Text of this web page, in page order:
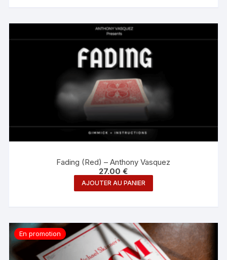
Fading (Red) – Anthony Vasquez
27.00€
AJOUTER AU PANIER
En promotion